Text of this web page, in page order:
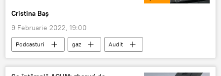
Cristina Baș
9 Februarie 2022, 19:00
Podcasturi gaz
Audit
gazprom
moldovagaz